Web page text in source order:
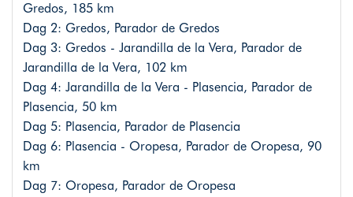
Gredos, 185 km
Dag 2: Gredos, Parador de Gredos
Dag 3: Gredos - Jarandilla de la Vera, Parador de
Jarandilla de la Vera, 102 km
Dag 4: Jarandilla de la Vera - Plasencia, Parador de
Plasencia, 50 km
Dag 5: Plasencia, Parador de Plasencia
Dag 6: Plasencia - Oropesa, Parador de Oropesa, 90
km
Dag 7: Oropesa, Parador de Oropesa